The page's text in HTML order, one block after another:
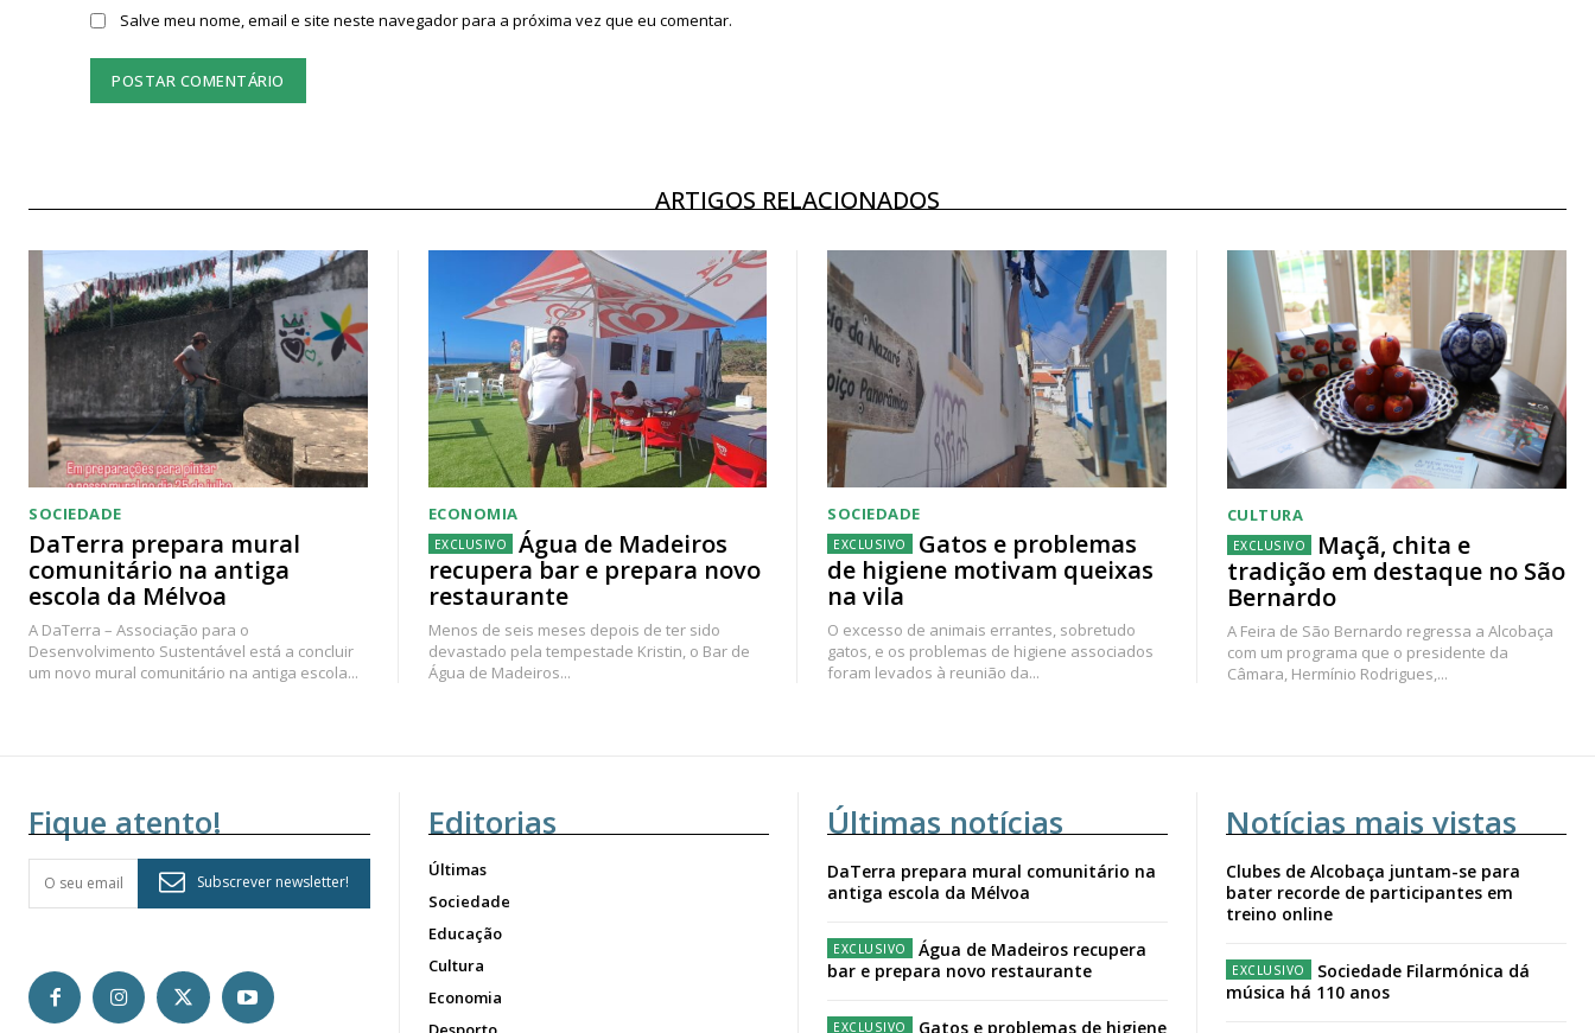
Salve meu nome, email e site neste navegador para a próxima vez que eu comentar.
ARTIGOS RELACIONADOS
SOCIEDADE
DaTerra prepara mural
comunitário na antiga
escola da Mélvoa
A DaTerra – Associação para o
Desenvolvimento Sustentável está a concluir
um novo mural comunitário na antiga escola...
ECONOMIA
Água de Madeiros
recupera bar e prepara novo
restaurante
Menos de seis meses depois de ter sido
devastado pela tempestade Kristin, o Bar de
Água de Madeiros...
SOCIEDADE
Gatos e problemas
de higiene motivam queixas
na vila
O excesso de animais errantes, sobretudo
gatos, e os problemas de higiene associados
foram levados à reunião da...
CULTURA
Maçã, chita e
tradição em destaque no São
Bernardo
A Feira de São Bernardo regressa a Alcobaça
com um programa que o presidente da
Câmara, Hermínio Rodrigues,...
Fique atento!
Subscrever newsletter!
Editorias
Últimas
Sociedade
Educação
Cultura
Economia
Últimas notícias
DaTerra prepara mural comunitário na
antiga escola da Mélvoa
Água de Madeiros recupera
bar e prepara novo restaurante
Gatos e problemas de higiene
Notícias mais vistas
Clubes de Alcobaça juntam-se para
bater recorde de participantes em
treino online
Sociedade Filarmónica dá
música há 110 anos